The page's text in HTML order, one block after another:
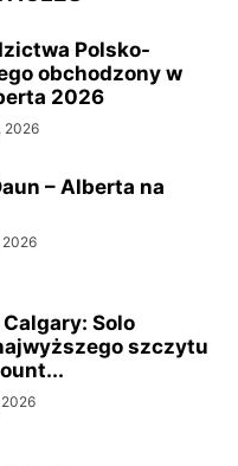
Polsko-
obchodzony w
2026
2026
– Alberta na
2026
Solo
szczytu